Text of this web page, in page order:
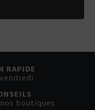
RAPIDE
boutiques